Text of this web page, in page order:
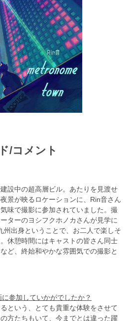
/コメント
設中の超高層ビル。あたりを見渡せ
景が映るロケーションに、Rin音さん
味で撮影に参加されていました。撮
ターのヨシフクホノカさんが見学に
州出身ということで、お二人で楽しそ
休憩時間にはキャストの皆さん同士
ど、終始和やかな雰囲気での撮影と
参加していかがでしたか？
という、とても貴重な体験をさせて
方たちもいて、今までとは違った躍